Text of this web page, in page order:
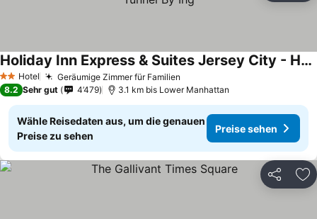
2 Sterne
Hotel Geräumige Zimmer für Familien
Holiday Inn Express & Suites Jersey City - Holland Tunnel By Ihg
8.2 Sehr gut 4’479 3.1 km bis Lower Manhattan
Wähle Reisedaten aus, um die genauen
Preise zu sehen
Preise sehen
Teilen